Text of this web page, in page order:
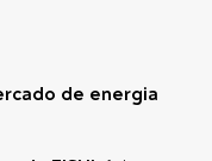
de energia